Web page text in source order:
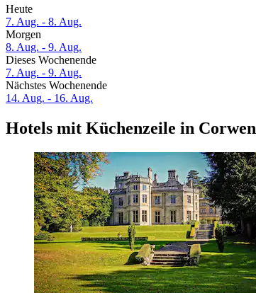
Heute
7. Aug. - 8. Aug.
Morgen
8. Aug. - 9. Aug.
Dieses Wochenende
7. Aug. - 9. Aug.
Nächstes Wochenende
14. Aug. - 16. Aug.
Hotels mit Küchenzeile in Corwen